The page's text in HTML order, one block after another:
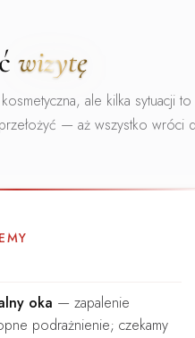
wizytę
ale kilka sytuacji to
— aż wszystko wróci
oka — zapalenie
podrażnienie; czekamy